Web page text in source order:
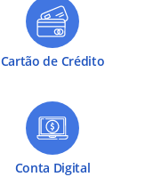
Cartão de Crédito
Conta Digital